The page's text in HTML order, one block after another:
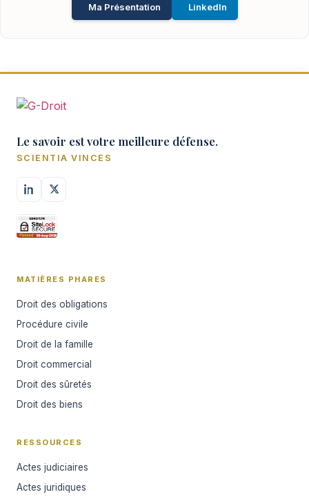
Ma Présentation LinkedIn
Le savoir est votre meilleure défense.
SCIENTIA VINCES
MATIÈRES PHARES
Droit des obligations
Procédure civile
Droit de la famille
Droit commercial
Droit des sûretés
Droit des biens
RESSOURCES
Actes judiciaires
Actes juridiques